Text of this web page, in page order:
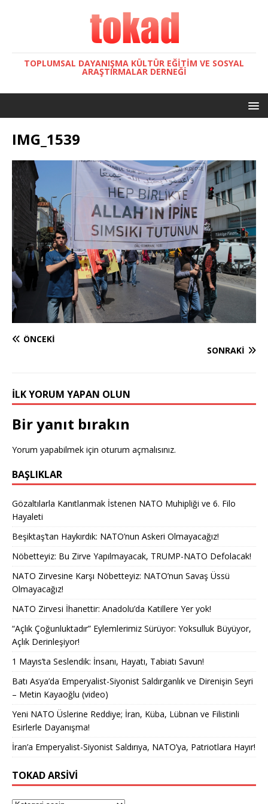
TOPLUMSAL DAYANIŞMA KÜLTÜR EĞITIM VE SOSYAL
ARAŞTIRMALAR DERNEĞI
IMG_1539
ÖNCEKI
SONRAKI
İLK YORUM YAPAN OLUN
Bir yanıt bırakın
Yorum yapabilmek için oturum açmalısınız.
BAŞLIKLAR
Gözaltılarla Kanıtlanmak İstenen NATO Muhipliği ve 6. Filo
Hayaleti
Beşiktaş’tan Haykırdık: NATO’nun Askeri Olmayacağız!
Nöbetteyiz: Bu Zirve Yapılmayacak, TRUMP-NATO Defolacak!
NATO Zirvesine Karşı Nöbetteyiz: NATO’nun Savaş Üssü
Olmayacağız!
NATO Zirvesi İhanettir: Anadolu’da Katillere Yer yok!
“Açlık Çoğunluktadır” Eylemlerimiz Sürüyor: Yoksulluk Büyüyor,
Açlık Derinleşiyor!
1 Mayıs’ta Seslendik: İnsanı, Hayatı, Tabiatı Savun!
Batı Asya’da Emperyalist-Siyonist Saldırganlık ve Direnişin Seyri
– Metin Kayaoğlu (video)
Yeni NATO Üslerine Reddiye; İran, Küba, Lübnan ve Filistinli
Esirlerle Dayanışma!
İran’a Emperyalist-Siyonist Saldırıya, NATO’ya, Patriotlara Hayır!
TOKAD ARSIVI